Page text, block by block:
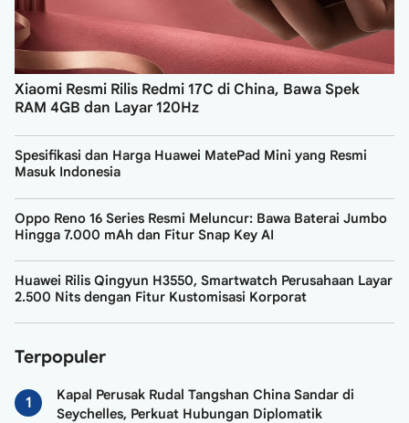
Xiaomi Resmi Rilis Redmi 17C di China, Bawa Spek
RAM 4GB dan Layar 120Hz
Spesifikasi dan Harga Huawei MatePad Mini yang Resmi
Masuk Indonesia
Oppo Reno 16 Series Resmi Meluncur: Bawa Baterai Jumbo
Hingga 7.000 mAh dan Fitur Snap Key AI
Huawei Rilis Qingyun H3550, Smartwatch Perusahaan Layar
2.500 Nits dengan Fitur Kustomisasi Korporat
Terpopuler
Kapal Perusak Rudal Tangshan China Sandar di
Seychelles, Perkuat Hubungan Diplomatik